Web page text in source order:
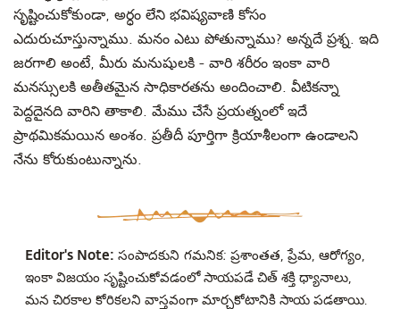
సృష్టించుకోకుండా, అర్ధం లేని భవిష్యవాణి కోసం
ఎదురుచూస్తున్నాము. మనం ఎటు పోతున్నాము? అన్నదే ప్రశ్న. ఇది
జరగాలి అంటే, మీరు మనుషులకి - వారి శరీరం ఇంకా వారి
మనస్సులకి అతీతమైన సాధికారతను అందించాలి. వీటికన్నా
పెద్దదైనది వారిని తాకాలి. మేము చేసే ప్రయత్నంలో ఇదే
ప్రాథమికమయిన అంశం. ప్రతీదీ పూర్తిగా క్రియాశీలంగా ఉండాలని
నేను కోరుకుంటున్నాను.
Editor's Note: సంపాదకుని గమనిక: ప్రశాంతత, ప్రేమ, ఆరోగ్యం,
ఇంకా విజయం సృష్టించుకోవడంలో సాయపడే చిత్ శక్తి ధ్యానాలు,
మన చిరకాల కోరికలని వాస్తవంగా మార్చకోటానికి సాయ పడతాయి.